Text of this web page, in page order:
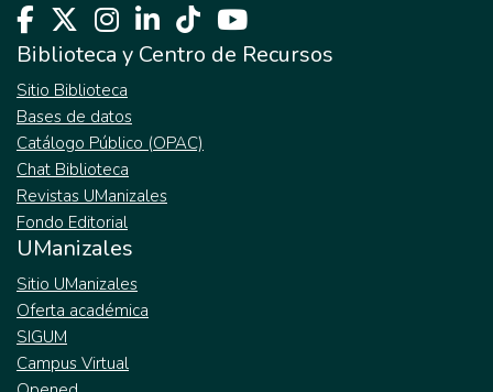
capital social en 22 comunidades
campesinas cafeteras de los
departamentos de Antioquia, Cauca, Nariño
toma de información que preguntó por
como la confianza, la solidaridad, las normas,
política y la acción colectiva.
Biblioteca y Centro de Recursos
Sitio Biblioteca
Bases de datos
Catálogo Público (OPAC)
Chat Biblioteca
Revistas UManizales
Fondo Editorial
UManizales
Sitio UManizales
Oferta académica
SIGUM
Campus Virtual